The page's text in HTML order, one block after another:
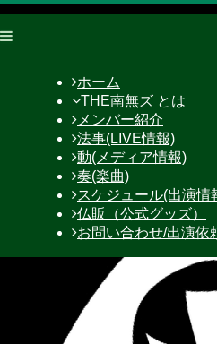
ホーム
THE南無ズ とは
メンバー紹介
法事(LIVE情報)
動(メディア情報)
奏(楽曲)
スケジュール(出演情
仏販（公式グッズ）
お問い合わせ/出演依